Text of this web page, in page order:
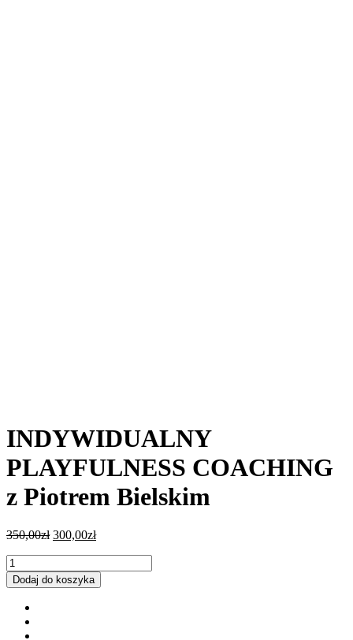
INDYWIDUALNY
PLAYFULNESS COACHING
z Piotrem Bielskim
350,00zł Pierwotna
350,00zł.
300,00złAktualna
300,00zł.
INDYWIDUALNY
PLAYFULNESS
COACHING
Piotrem
Bielskim
Dodaj do koszyka